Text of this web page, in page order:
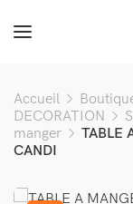
Accueil
DECORATION
manger
TABLE
CANDI